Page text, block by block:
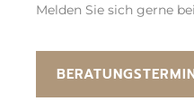
Melden Sie sich gerne